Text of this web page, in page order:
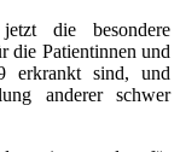
die besondere
die Patientinnen und
erkrankt sind, und
anderer schwer